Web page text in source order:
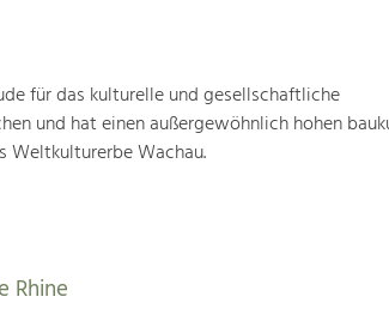
für das kulturelle und gesellschaftliche
und hat einen außergewöhnlich hohen
Weltkulturerbe Wachau.
Rhine